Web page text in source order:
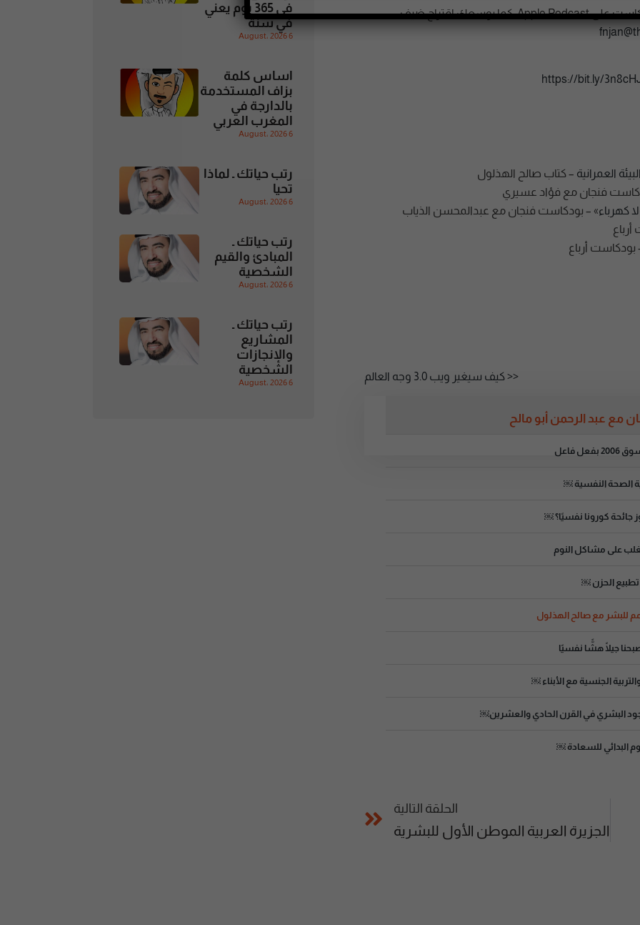
ويهمنا معرفة رأيك عن الحلقات، وتقييمك للبودكاست على Apple Podcast. كما بوسعك اقتراح ضيف
https://bit.ly/
العمرانية – كتاب صالح الهذلول
فنجان مع فؤاد عسيري
كهرباء» – بودكاست فنجان مع عبدالمحسن الذياب
بودكاست أرباع
<< كيف سيغير ويب 3.0 وجه العالم
مع عبد الرحمن أبو مالح
بفعل فاعل
الصحة النفسية ￼
جائحة كورونا نفسيًا؟ ￼
على مشاكل النوم
تطبيع الحزن ￼
للبشر مع صالح الهذلول
جيلًا هشًّا نفسيًا
الجنسية مع الأبناء ￼
البشري في القرن الحادي والعشرين￼
البدائي للسعادة ￼
الحلقة التالية
الجزيرة العربية الموطن الأول للبشرية
في 365 يوم يعني
في سنة
6 August، 2026
اساس كلمة
بزاف المستخدمة
بالدارجة في
المغرب العربي
6 August، 2026
رتب حياتك ـ لماذا
تحيا
6 August، 2026
رتب حياتك ـ
المبادئ والقيم
الشخصية
6 August، 2026
رتب حياتك ـ
المشاريع
والإنجازات
الشخصية
6 August، 2026